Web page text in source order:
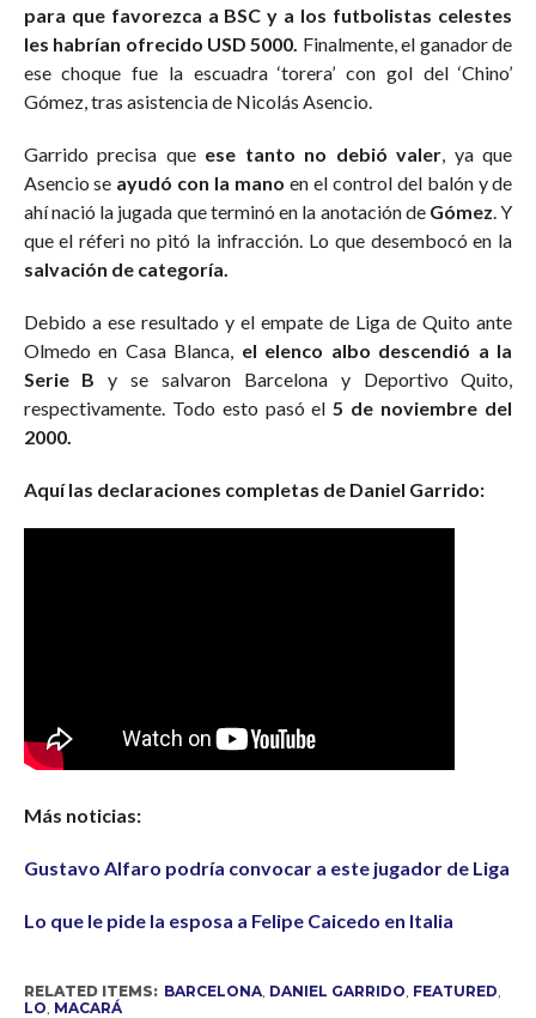
para que favorezca a BSC y a los futbolistas celestes
les habrían ofrecido USD 5000. Finalmente, el ganador de
ese choque fue la escuadra ‘torera’ con gol del ‘Chino’
Gómez, tras asistencia de Nicolás Asencio.
Garrido precisa que ese tanto no debió valer, ya que
Asencio se ayudó con la mano en el control del balón y de
ahí nació la jugada que terminó en la anotación de Gómez. Y
que el réferi no pitó la infracción. Lo que desembocó en la
salvación de categoría.
Debido a ese resultado y el empate de Liga de Quito ante
Olmedo en Casa Blanca, el elenco albo descendió a la
Serie B y se salvaron Barcelona y Deportivo Quito,
respectivamente. Todo esto pasó el 5 de noviembre del
2000.
Aquí las declaraciones completas de Daniel Garrido:
Más noticias:
Gustavo Alfaro podría convocar a este jugador de Liga
Lo que le pide la esposa a Felipe Caicedo en Italia
RELATED ITEMS: BARCELONA, DANIEL GARRIDO, FEATURED,
LO, MACARÁ